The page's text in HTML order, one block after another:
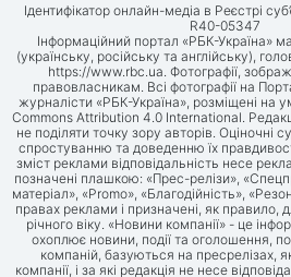
Ідентифікатор онлайн-медіа в Реєстрі
R40-05347
Інформаційний портал «РБК-Україна»
(українську, російську та англійську),
https://www.rbc.ua . Фотографії,
правовласникам. Всі фотографії на
журналісти «РБК-Україна», розміщені на
Commons Attribution 4.0 International.
не поділяти точку зору авторів. Оціночні
спростуванню та доведенню їх
зміст реклами відповідальність несе
позначені плашкою: «Прес-релізи»,
матеріал», «Promo», «Благодійність»,
правах реклами і призначені, як правило,
річного віку. «Новини компанії» - це
охоплює новини, події та оголошення,
компаній, базуються на пресрелізах,
компанії, і за які редакція не несе